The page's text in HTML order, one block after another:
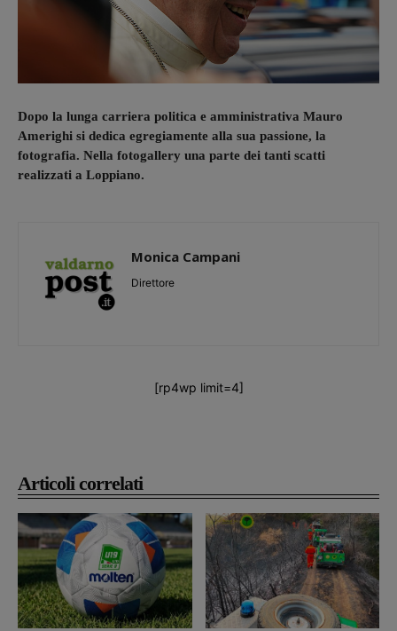
Articoli correlati
Dopo la lunga carriera politica e amministrativa Mauro
Amerighi si dedica egregiamente alla sua passione, la
fotografia. Nella fotogallery una parte dei tanti scatti
realizzati a Loppiano.
Monica Campani
Direttore
[rp4wp limit=4]